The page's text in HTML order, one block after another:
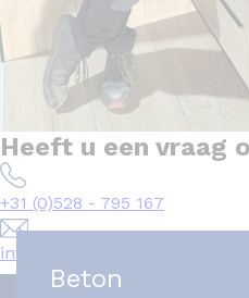
Heeft u een vraag
+31 (0)528 - 795 167
info@het-tegelplein.nl
Beton